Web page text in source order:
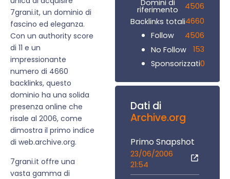
7grani.it, un dominio di
fascino ed eleganza.
Con un authority score
di 11 e un
impressionante
numero di 4660
backlinks, questo
dominio ha una solida
presenza online che
risale al 2006, come
dimostra il primo indice
di web.archive.org.
7grani.it offre una
vasta gamma di
Domini di
riferimento
4506
Backlinks totali4660
Follow
4506
No Follow
153
Sponsorizzati0
Dati di
Archive.org
Primo Snapshot
23/06/2006
21:54